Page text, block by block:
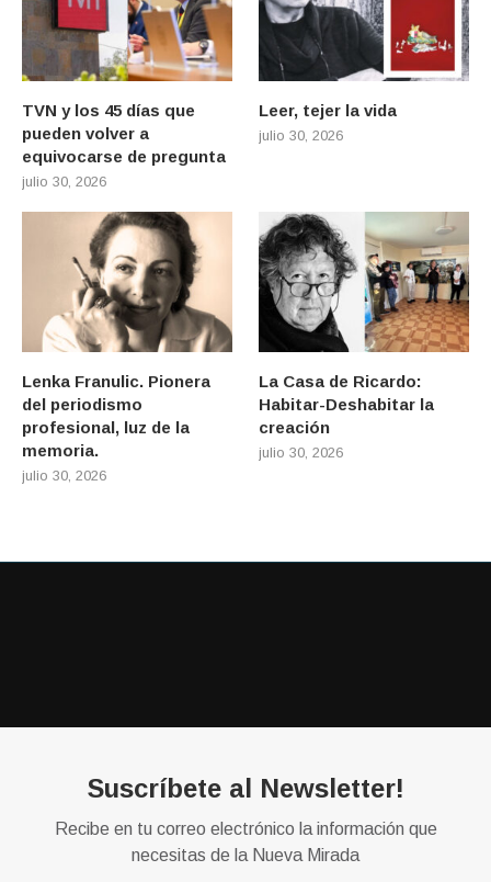
TVN y los 45 días que
pueden volver a
equivocarse de pregunta
julio 30, 2026
Leer, tejer la vida
julio 30, 2026
Lenka Franulic. Pionera
del periodismo
profesional, luz de la
memoria.
julio 30, 2026
La Casa de Ricardo:
Habitar-Deshabitar la
creación
julio 30, 2026
Suscríbete al Newsletter!
Recibe en tu correo electrónico la información que
necesitas de la Nueva Mirada